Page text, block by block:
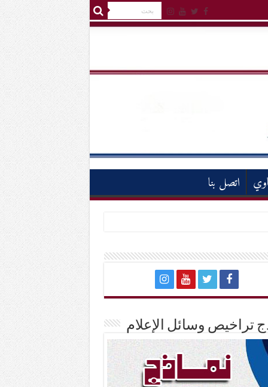
اتصل بنا
تراخيص وسائل الإعلام